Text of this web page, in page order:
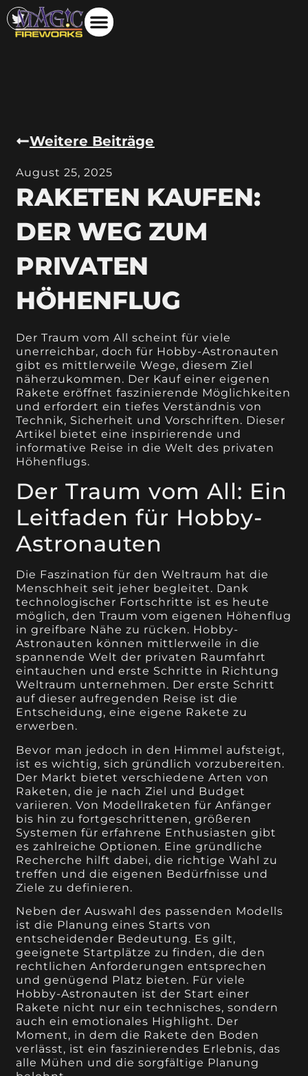
Weitere Beiträge
August 25, 2025
RAKETEN KAUFEN:
DER WEG ZUM
PRIVATEN
HÖHENFLUG
Der Traum vom All scheint für viele
unerreichbar, doch für Hobby-Astronauten
gibt es mittlerweile Wege, diesem Ziel
näherzukommen. Der Kauf einer eigenen
Rakete eröffnet faszinierende Möglichkeiten
und erfordert ein tiefes Verständnis von
Technik, Sicherheit und Vorschriften. Dieser
Artikel bietet eine inspirierende und
informative Reise in die Welt des privaten
Höhenflugs.
Der Traum vom All: Ein
Leitfaden für Hobby-
Astronauten
Die Faszination für den Weltraum hat die
Menschheit seit jeher begleitet. Dank
technologischer Fortschritte ist es heute
möglich, den Traum vom eigenen Höhenflug
in greifbare Nähe zu rücken. Hobby-
Astronauten können mittlerweile in die
spannende Welt der privaten Raumfahrt
eintauchen und erste Schritte in Richtung
Weltraum unternehmen. Der erste Schritt
auf dieser aufregenden Reise ist die
Entscheidung, eine eigene Rakete zu
erwerben.
Bevor man jedoch in den Himmel aufsteigt,
ist es wichtig, sich gründlich vorzubereiten.
Der Markt bietet verschiedene Arten von
Raketen, die je nach Ziel und Budget
variieren. Von Modellraketen für Anfänger
bis hin zu fortgeschrittenen, größeren
Systemen für erfahrene Enthusiasten gibt
es zahlreiche Optionen. Eine gründliche
Recherche hilft dabei, die richtige Wahl zu
treffen und die eigenen Bedürfnisse und
Ziele zu definieren.
Neben der Auswahl des passenden Modells
ist die Planung eines Starts von
entscheidender Bedeutung. Es gilt,
geeignete Startplätze zu finden, die den
rechtlichen Anforderungen entsprechen
und genügend Platz bieten. Für viele
Hobby-Astronauten ist der Start einer
Rakete nicht nur ein technisches, sondern
auch ein emotionales Highlight. Der
Moment, in dem die Rakete den Boden
verlässt, ist ein faszinierendes Erlebnis, das
alle Mühen und die sorgfältige Planung